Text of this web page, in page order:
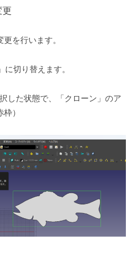
更
を行います。
に切り替えます。
した状態で、「クローン」のア
）